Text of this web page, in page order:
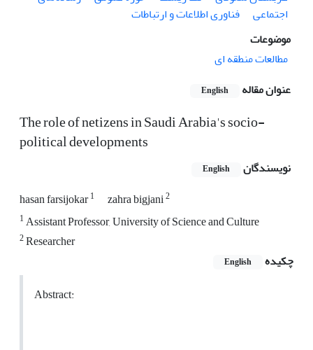
اجتماعی
فناوری اطلاعات و ارتباطات
موضوعات
مطالعات منطقه ای
عنوان مقاله
English
The role of netizens in Saudi Arabia's socio-
political developments
نویسندگان English
hasan farsijokar1 zahra bigjani2
1Assistant Professor, University of Science and Culture
2Researcher
چکیده
English
Abstract: